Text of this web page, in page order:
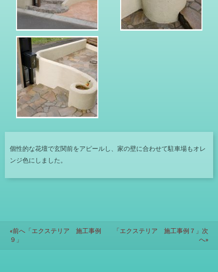
個性的な花壇で玄関前をアピールし、家の壁に合わせて駐車場もオレ
ンジ色にしました。
«前へ「エクステリア 施工事例
９」
「エクステリア 施工事例７」次
へ»